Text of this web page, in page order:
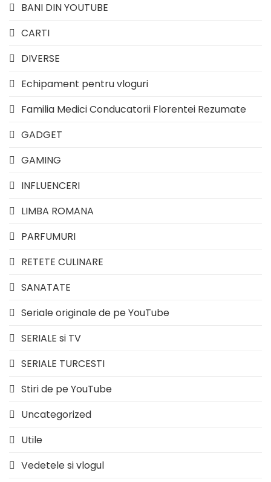
BANI DIN YOUTUBE
CARTI
DIVERSE
Echipament pentru vloguri
Familia Medici Conducatorii Florentei Rezumate
GADGET
GAMING
INFLUENCERI
LIMBA ROMANA
PARFUMURI
RETETE CULINARE
SANATATE
Seriale originale de pe YouTube
SERIALE si TV
SERIALE TURCESTI
Stiri de pe YouTube
Uncategorized
Utile
Vedetele si vlogul